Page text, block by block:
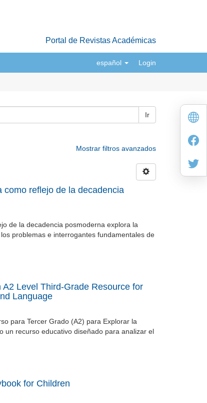
Portal de Revistas Académicas
español Login
Ir
Mostrar filtros avanzados
como reflejo de la decadencia
de la decadencia posmoderna explora la
problemas e interrogantes fundamentales de
Level Third-Grade Resource for
Language
para Tercer Grado (A2) para Explorar la
un recurso educativo diseñado para analizar el
for Children